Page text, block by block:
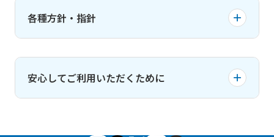
各種方針・指針
プライバシーポリシー（個人情報保護基本方針）
お客さま保護等管理方針
コンプライアンス基本方針
安心してご利用いただくために